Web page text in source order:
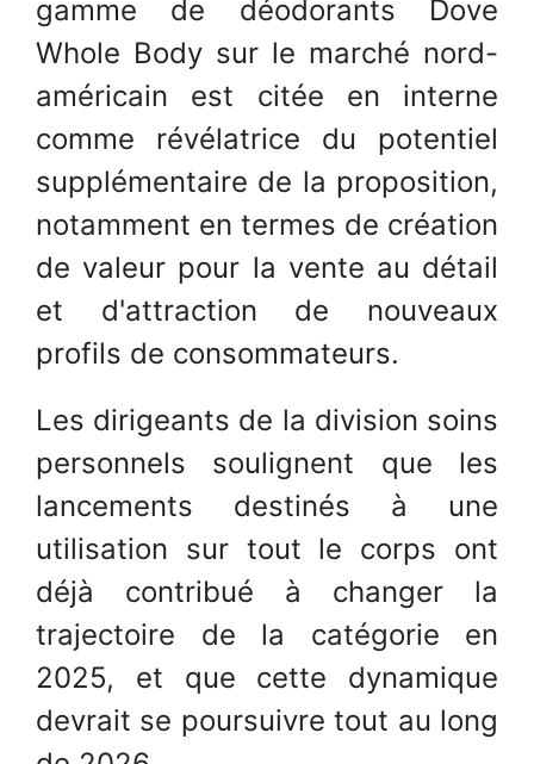
gamme de déodorants Dove
Whole Body sur le marché nord-
américain est citée en interne
comme révélatrice du potentiel
supplémentaire de la proposition,
notamment en termes de création
de valeur pour la vente au détail
et d'attraction de nouveaux
profils de consommateurs.
Les dirigeants de la division soins
personnels soulignent que les
lancements destinés à une
utilisation sur tout le corps ont
déjà contribué à changer la
trajectoire de la catégorie en
2025, et que cette dynamique
devrait se poursuivre tout au long